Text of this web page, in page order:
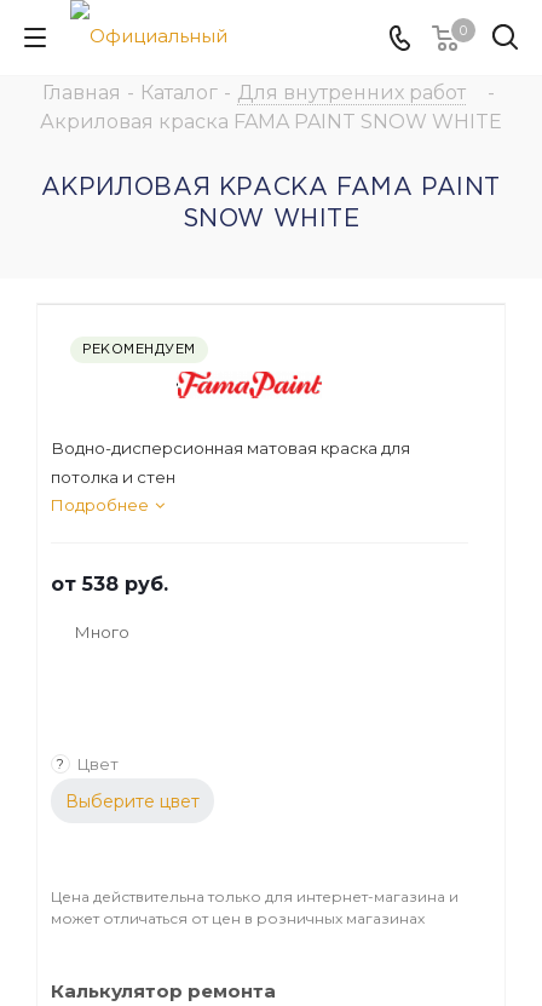
0
Главная - Каталог - Для внутренних работ
-
Акриловая краска FAMA PAINT SNOW WHITE
АКРИЛОВАЯ КРАСКА FAMA PAINT
SNOW WHITE
РЕКОМЕНДУЕМ
Водно-дисперсионная матовая краска для
потолка и стен
Подробнее
от538 руб.
Много
? Цвет
Выберите цвет
Цена действительна только для интернет-магазина и
может отличаться от цен в розничных магазинах
Калькулятор ремонта